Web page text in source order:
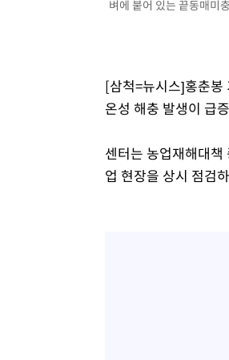
'여긴 20도, 저긴 50도'…열화상
벼에 붙어 있는 끝동매미
[삼척=뉴시스]홍춘봉
온성 해충 발생이 급
센터는 농업재해대
업 현장을 상시 점검